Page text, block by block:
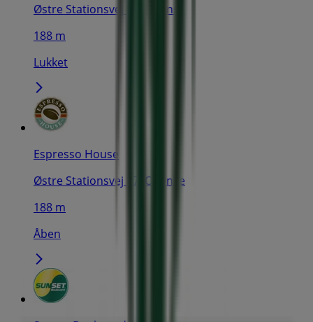
Østre Stationsvej 27, Odense
188 m
Lukket
Espresso House
Østre Stationsvej 27, Odense
188 m
Åben